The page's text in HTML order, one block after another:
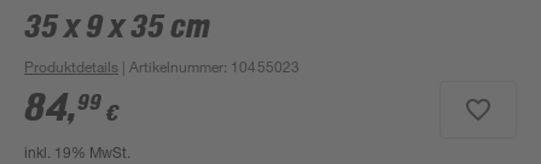
35 x 9 x 35 cm
Produktdetails | Artikelnummer: 10455023
84,99 €
inkl. 19% MwSt.